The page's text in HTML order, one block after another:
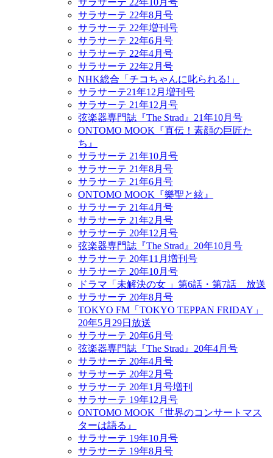
サラサーテ 22年10月号
サラサーテ 22年8月号
サラサーテ 22年増刊号
サラサーテ 22年6月号
サラサーテ 22年4月号
サラサーテ 22年2月号
NHK総合「チコちゃんに叱られる!」
サラサーテ21年12月増刊号
サラサーテ 21年12月号
弦楽器専門誌『The Strad』21年10月号
ONTOMO MOOK『直伝！素顔の巨匠た
ち』
サラサーテ 21年10月号
サラサーテ 21年8月号
サラサーテ 21年6月号
ONTOMO MOOK『樂聖と絃』
サラサーテ 21年4月号
サラサーテ 21年2月号
サラサーテ 20年12月号
弦楽器専門誌『The Strad』20年10月号
サラサーテ 20年11月増刊号
サラサーテ 20年10月号
ドラマ「未解決の女 」第6話・第7話 放送
サラサーテ 20年8月号
TOKYO FM「TOKYO TEPPAN FRIDAY」
20年5月29日放送
サラサーテ 20年6月号
弦楽器専門誌『The Strad』20年4月号
サラサーテ 20年4月号
サラサーテ 20年2月号
サラサーテ 20年1月号増刊
サラサーテ 19年12月号
ONTOMO MOOK『世界のコンサートマス
ターは語る』
サラサーテ 19年10月号
サラサーテ 19年8月号